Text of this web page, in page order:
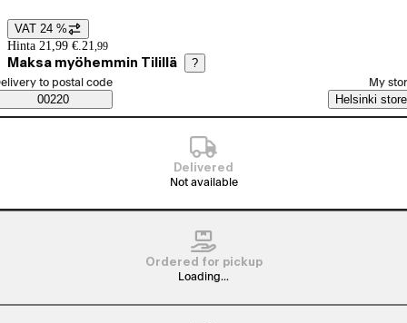
Price details
VAT 24 %
Hinta 21,99 €. 21 ,99
Maksa myöhemmin Tilillä ?
Saatavuustiedot
order method
to postal code
00220
My
Helsinki store
Delivered
Not available
Ordered for pickup
Loading...